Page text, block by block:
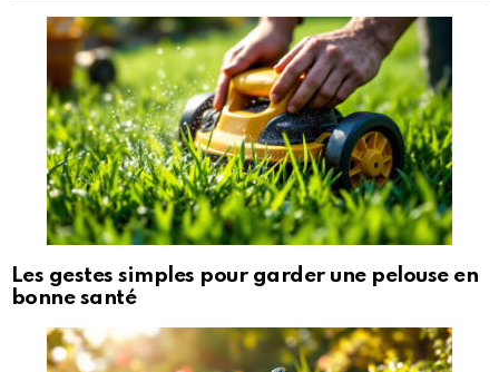
Les gestes simples pour garder une pelouse en
bonne santé